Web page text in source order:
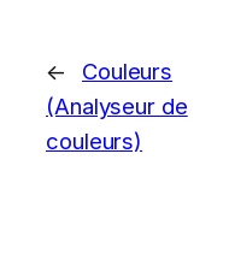
←
Couleurs
(Analyseur de
couleurs)